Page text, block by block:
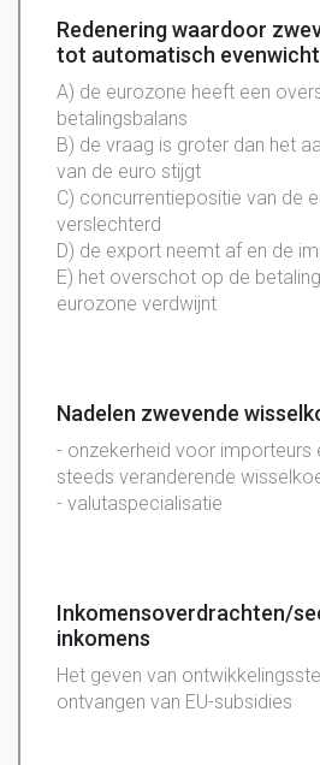
Redenering waardoor
tot automatisch
A) de eurozone heeft een
betalingsbalans
B) de vraag is groter dan het
van de euro stijgt
C) concurrentiepositie van de
verslechterd
D) de export neemt af en de
E) het overschot op de
eurozone verdwijnt
Nadelen zwevende
- onzekerheid voor importeurs
steeds veranderende
- valutaspecialisatie
Inkomensoverdrachten/
inkomens
Het geven van
ontvangen van EU-subsidies